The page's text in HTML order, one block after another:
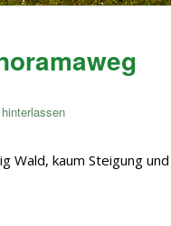
Wald, kaum Steigung